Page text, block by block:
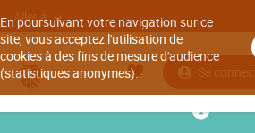
En poursuivant votre navigation sur ce
site, vous acceptez l'utilisation de
cookies à des fins de mesure d'audience
(statistiques anonymes).
Aller à
Se